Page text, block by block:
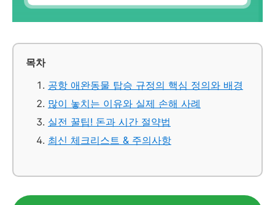
목차
공항 애완동물 탑승 규정의 핵심 정의와 배경
많이 놓치는 이유와 실제 손해 사례
실전 꿀팁! 돈과 시간 절약법
최신 체크리스트 & 주의사항